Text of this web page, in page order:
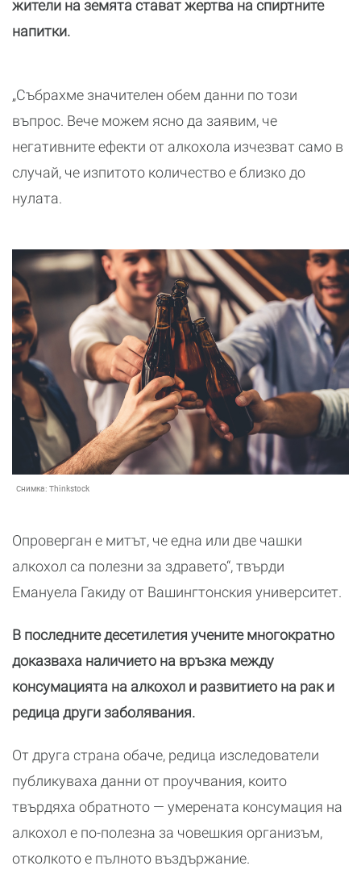
жители на земята стават жертва на спиртните
напитки.
„Събрахме значителен обем данни по този
въпрос. Вече можем ясно да заявим, че
негативните ефекти от алкохола изчезват само в
случай, че изпитото количество е близко до
нулата.
Снимка: Thinkstock
Опроверган е митът, че една или две чашки
алкохол са полезни за здравето“, твърди
Емануела Гакиду от Вашингтонския университет.
В последните десетилетия учените многократно
доказваха наличието на връзка между
консумацията на алкохол и развитието на рак и
редица други заболявания.
От друга страна обаче, редица изследователи
публикуваха данни от проучвания, които
твърдяха обратното — умерената консумация на
алкохол е по-полезна за човешкия организъм,
отколкото е пълното въздържание.